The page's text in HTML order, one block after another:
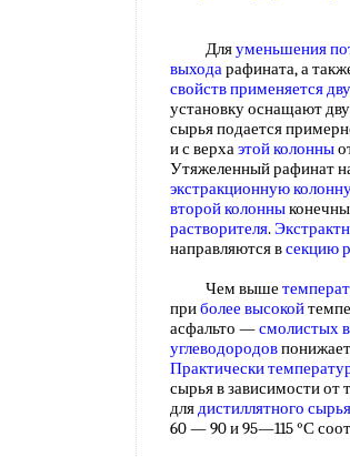
Дляуменьшения
выходарафината, а
свойств применяется
установку оснащают
сырья подается
и с верхаэтой колонны
Утяжеленный рафинат
экстракционную
второй колонны
растворителя.
направляются всекцию
Чем выше
приболее высокой
асфальто —смолистых
углеводородов
Практически
сырья в зависимости от
длядистиллятного сырья
60 — 90 и 95—115 °С